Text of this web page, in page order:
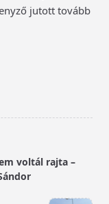
jutott tovább
voltál rajta –